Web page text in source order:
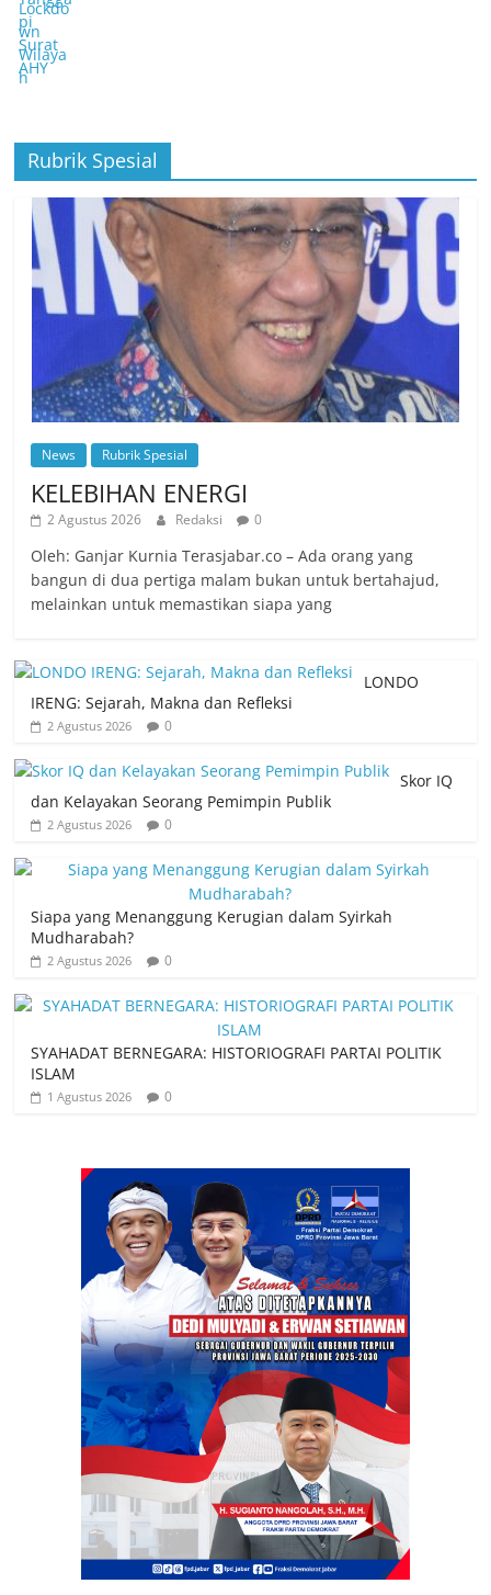
Rubrik Spesial
News Rubrik Spesial
KELEBIHAN ENERGI
2 Agustus 2026 Redaksi 0
Oleh: Ganjar Kurnia Terasjabar.co – Ada orang yang
bangun di dua pertiga malam bukan untuk bertahajud,
melainkan untuk memastikan siapa yang
LONDO
IRENG: Sejarah, Makna dan Refleksi
2 Agustus 2026 0
Skor IQ
dan Kelayakan Seorang Pemimpin Publik
2 Agustus 2026 0
Siapa yang Menanggung Kerugian dalam Syirkah
Mudharabah?
2 Agustus 2026 0
SYAHADAT BERNEGARA: HISTORIOGRAFI PARTAI POLITIK
ISLAM
1 Agustus 2026 0